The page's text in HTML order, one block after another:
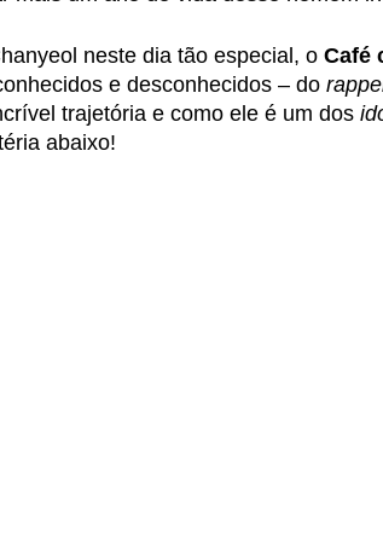
neste dia tão especial, o Café
e desconhecidos – do
trajetória e como ele é um dos
abaixo!